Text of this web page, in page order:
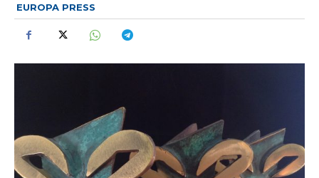
EUROPA PRESS